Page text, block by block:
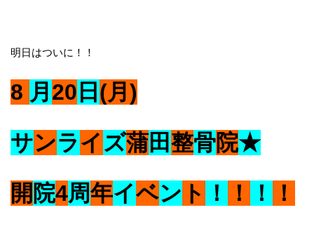
明日はついに！！
8 月 20 日 (月)
サンライズ蒲田整骨院★
開 院4周年イベン ト ！ ！ ！ ！